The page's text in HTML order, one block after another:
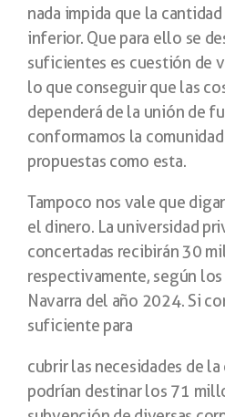
nada impida que la
inferior. Que para ello se
suficientes es cuestión de
lo que conseguir que las
dependerá de la unión de
conformamos la
propuestas como esta.
Tampoco nos vale que
el dinero. La universidad
concertadas recibirán 30
respectivamente, según
Navarra del año 2024. Si
suficiente para
cubrir las necesidades de
podrían destinar los 71